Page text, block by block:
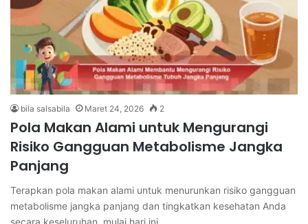
bila salsabila Maret 24, 2026 2
Pola Makan Alami untuk Mengurangi
Risiko Gangguan Metabolisme Jangka
Panjang
Terapkan pola makan alami untuk menurunkan risiko gangguan
metabolisme jangka panjang dan tingkatkan kesehatan Anda
secara keseluruhan, mulai hari ini…